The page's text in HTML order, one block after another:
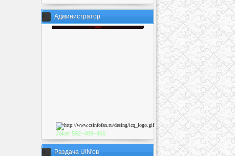
Администратор
Joker 592~489~466
Раздача UIN'ов